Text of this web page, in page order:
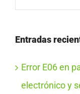
Entradas
Error E06 en
electrónico y